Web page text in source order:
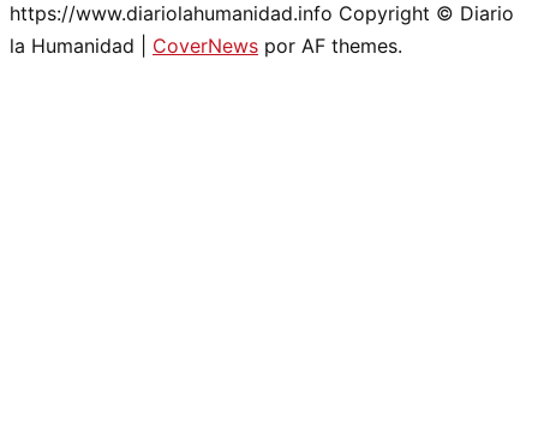
https://www.diariolahumanidad.info Copyright © Diario
la Humanidad
CoverNews por AF themes.